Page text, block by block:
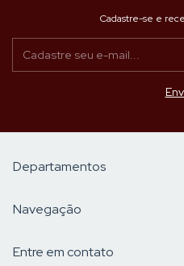
Cadastre-se e
Departamentos
Navegação
Entre em contato